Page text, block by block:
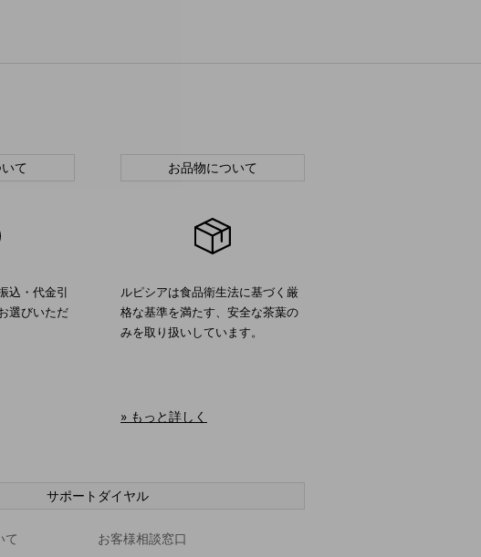
て
込・代金引
選びいただ
お品物について
ルピシアは食品衛生法に基づく厳
格な基準を満たす、安全な茶葉の
みを取り扱いしています。
» もっと詳しく
サポートダイヤル
て お客様相談窓口